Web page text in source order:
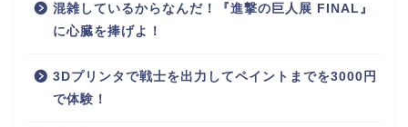
混雑しているからなんだ！『進撃の巨人展 FINAL』
に心臓を捧げよ！
3Dプリンタで戦士を出力してペイントまでを3000円
で体験！